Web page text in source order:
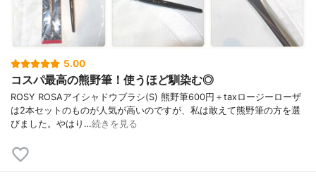
5.00
コスパ最高の熊野筆！使うほど馴染む◎
ROSY ROSAアイシャドウブラシ(S) 熊野筆600円＋taxロージーローザ
は2本セットのものが人気が高いのですが、私は敢えて熊野筆の方を選
びました。やはり…続きを見る